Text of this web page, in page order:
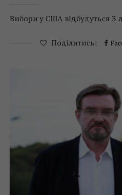
Вибори у США відбудуться 3
Поділитись: